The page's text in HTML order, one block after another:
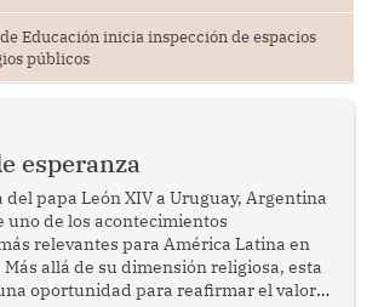
Educación inicia inspección de espacios
públicos
esperanza
papa León XIV a Uruguay, Argentina
uno de los acontecimientos
relevantes para América Latina en
allá de su dimensión religiosa, esta
oportunidad para reafirmar el valor